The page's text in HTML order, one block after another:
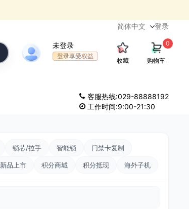
登录
未登录
登录享受权益
收藏 购物车
0
客服热线:029-88888192
工作时间:9:00-21:30
锁芯/拉手 智能锁 门禁卡复制
新品上市 积分商城 积分抵现 海外子机